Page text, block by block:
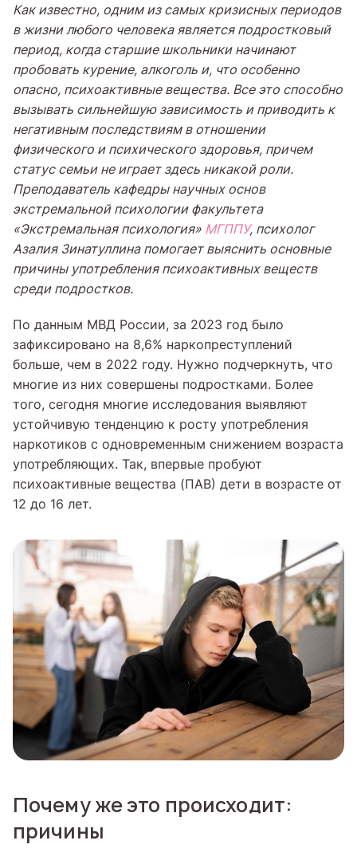
Как известно, одним из самых кризисных периодов
в жизни любого человека является подростковый
период, когда старшие школьники начинают
пробовать курение, алкоголь и, что особенно
опасно, психоактивные вещества. Все это способно
вызывать сильнейшую зависимость и приводить к
негативным последствиям в отношении
физического и психического здоровья, причем
статус семьи не играет здесь никакой роли.
Преподаватель кафедры научных основ
экстремальной психологии факультета
«Экстремальная психология» МГППУ, психолог
Азалия Зинатуллина помогает выяснить основные
причины употребления психоактивных веществ
среди подростков.
По данным МВД России, за 2023 год было
зафиксировано на 8,6% наркопреступлений
больше, чем в 2022 году. Нужно подчеркнуть, что
многие из них совершены подростками. Более
того, сегодня многие исследования выявляют
устойчивую тенденцию к росту употребления
наркотиков с одновременным снижением возраста
употребляющих. Так, впервые пробуют
психоактивные вещества (ПАВ) дети в возрасте от
12 до 16 лет.
Почему же это происходит:
причины